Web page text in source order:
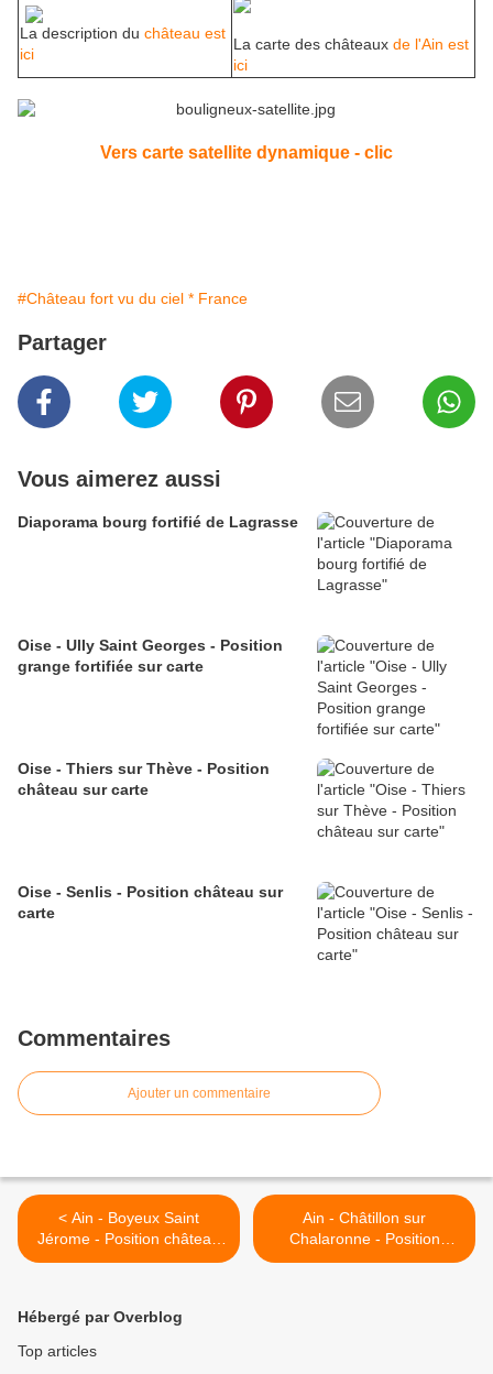
La description du château est
ici
La carte des châteaux de l'Ain est
ici
Vers carte satellite dynamique - clic
#Château fort vu du ciel * France
Partager
Vous aimerez aussi
Diaporama bourg fortifié de Lagrasse
Oise - Ully Saint Georges - Position
grange fortifiée sur carte
Oise - Thiers sur Thève - Position
château sur carte
Oise - Senlis - Position château sur
carte
Commentaires
Ajouter un commentaire
< Ain - Boyeux Saint
Jérome - Position château
sur carte
Ain - Châtillon sur
Chalaronne - Position
château sur carte >
Hébergé par Overblog
Top articles